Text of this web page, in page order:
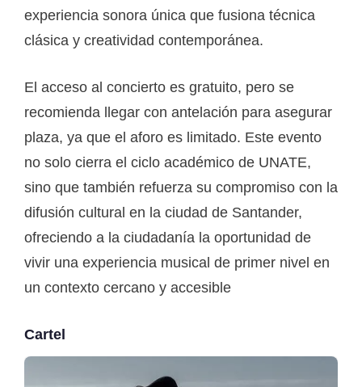
experiencia sonora única que fusiona técnica
clásica y creatividad contemporánea.
El acceso al concierto es gratuito, pero se
recomienda llegar con antelación para asegurar
plaza, ya que el aforo es limitado. Este evento
no solo cierra el ciclo académico de UNATE,
sino que también refuerza su compromiso con la
difusión cultural en la ciudad de Santander,
ofreciendo a la ciudadanía la oportunidad de
vivir una experiencia musical de primer nivel en
un contexto cercano y accesible
Cartel